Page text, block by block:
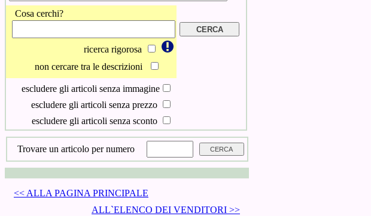
Cosa cerchi?
ricerca rigorosa
non cercare tra le descrizioni
escludere gli articoli senza immagine
escludere gli articoli senza prezzo
escludere gli articoli senza sconto
Trovare un articolo per numero
<< ALLA PAGINA PRINCIPALE
ALL`ELENCO DEI VENDITORI >>